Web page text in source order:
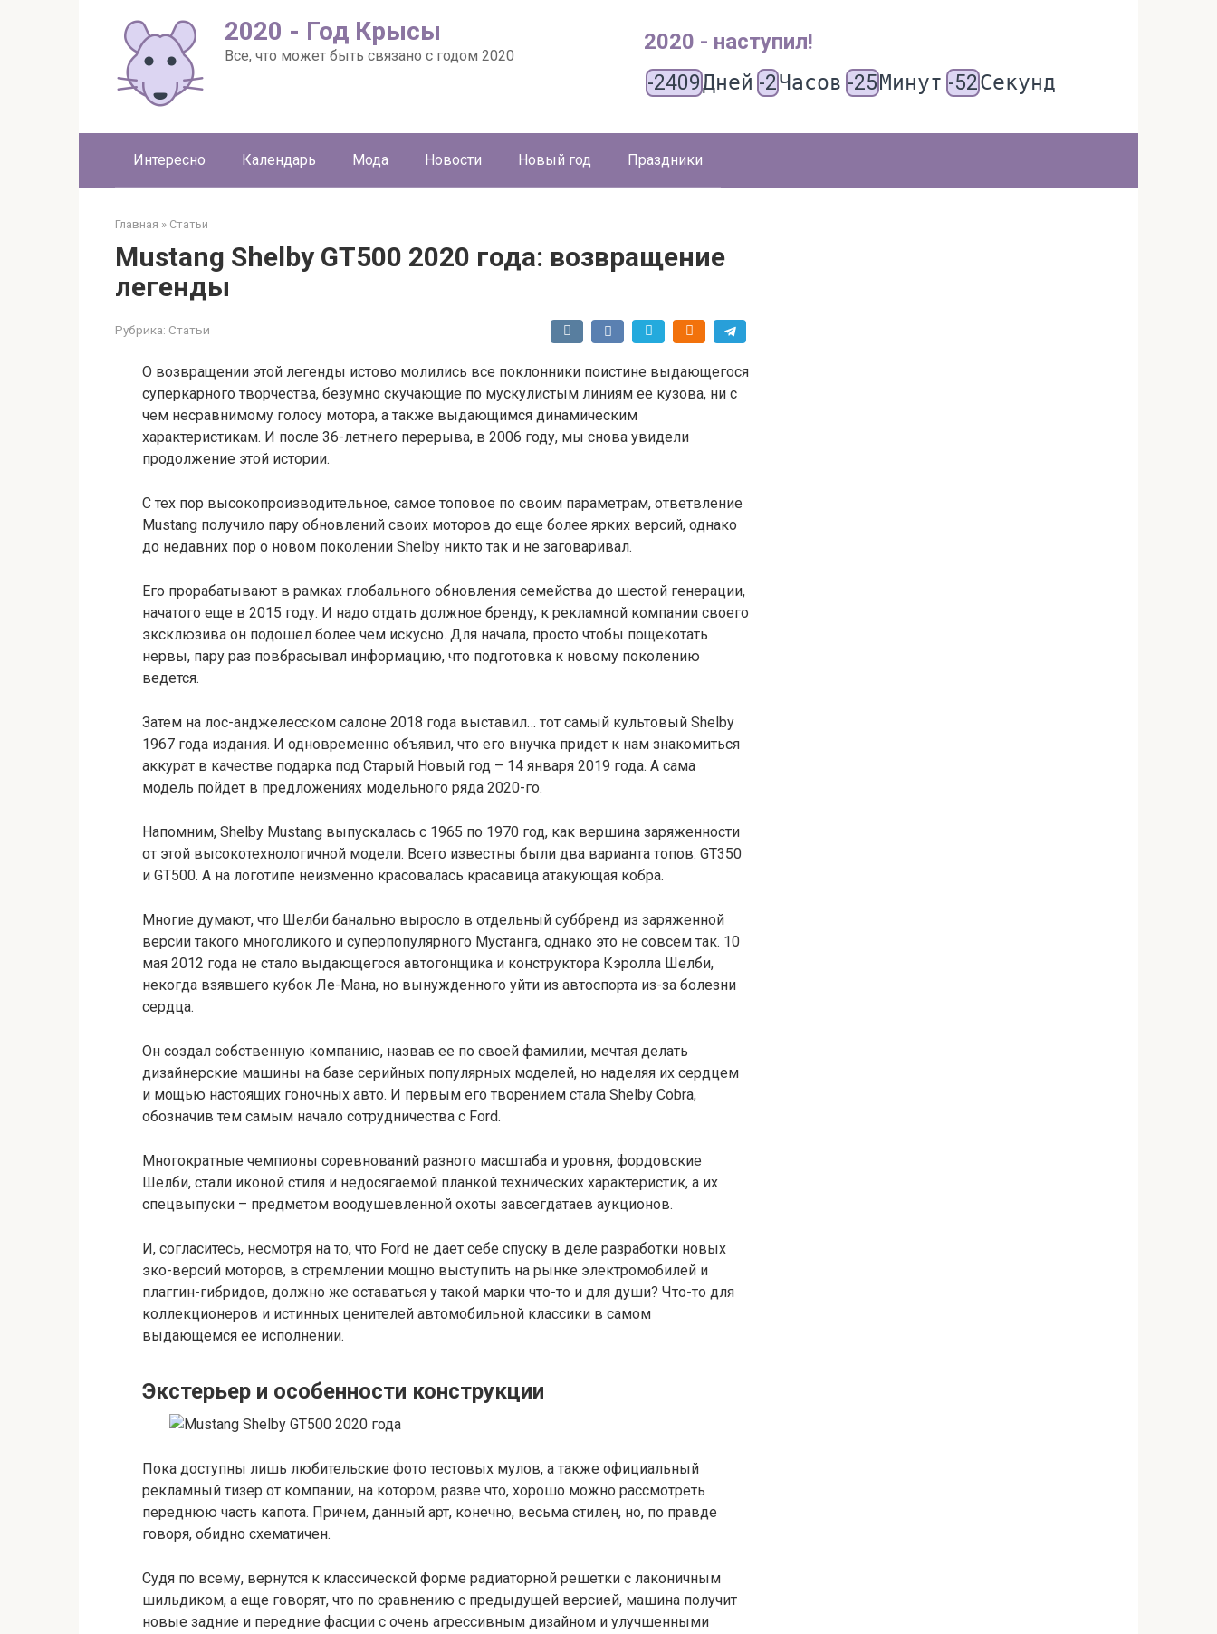
2020 - Год Крысы
Все, что может быть связано с годом 2020
2020 - наступил!
-2409Дней -2Часов -25Минут -52Секунд
Интересно Календарь Мода Новости Новый год Праздники
Главная » Статьи
Mustang Shelby GT500 2020 года: возвращение
легенды
Рубрика: Статьи
О возвращении этой легенды истово молились все поклонники поистине выдающегося
суперкарного творчества, безумно скучающие по мускулистым линиям ее кузова, ни с
чем несравнимому голосу мотора, а также выдающимся динамическим
характеристикам. И после 36-летнего перерыва, в 2006 году, мы снова увидели
продолжение этой истории.
С тех пор высокопроизводительное, самое топовое по своим параметрам, ответвление
Mustang получило пару обновлений своих моторов до еще более ярких версий, однако
до недавних пор о новом поколении Shelby никто так и не заговаривал.
Его прорабатывают в рамках глобального обновления семейства до шестой генерации,
начатого еще в 2015 году. И надо отдать должное бренду, к рекламной компании своего
эксклюзива он подошел более чем искусно. Для начала, просто чтобы пощекотать
нервы, пару раз повбрасывал информацию, что подготовка к новому поколению
ведется.
Затем на лос-анджелесском салоне 2018 года выставил… тот самый культовый Shelby
1967 года издания. И одновременно объявил, что его внучка придет к нам знакомиться
аккурат в качестве подарка под Старый Новый год – 14 января 2019 года. А сама
модель пойдет в предложениях модельного ряда 2020-го.
Напомним, Shelby Mustang выпускалась с 1965 по 1970 год, как вершина заряженности
от этой высокотехнологичной модели. Всего известны были два варианта топов: GT350
и GT500. А на логотипе неизменно красовалась красавица атакующая кобра.
Многие думают, что Шелби банально выросло в отдельный суббренд из заряженной
версии такого многоликого и суперпопулярного Мустанга, однако это не совсем так. 10
мая 2012 года не стало выдающегося автогонщика и конструктора Кэролла Шелби,
некогда взявшего кубок Ле-Мана, но вынужденного уйти из автоспорта из-за болезни
сердца.
Он создал собственную компанию, назвав ее по своей фамилии, мечтая делать
дизайнерские машины на базе серийных популярных моделей, но наделяя их сердцем
и мощью настоящих гоночных авто. И первым его творением стала Shelby Cobra,
обозначив тем самым начало сотрудничества с Ford.
Многократные чемпионы соревнований разного масштаба и уровня, фордовские
Шелби, стали иконой стиля и недосягаемой планкой технических характеристик, а их
спецвыпуски – предметом воодушевленной охоты завсегдатаев аукционов.
И, согласитесь, несмотря на то, что Ford не дает себе спуску в деле разработки новых
эко-версий моторов, в стремлении мощно выступить на рынке электромобилей и
плаггин-гибридов, должно же оставаться у такой марки что-то и для души? Что-то для
коллекционеров и истинных ценителей автомобильной классики в самом
выдающемся ее исполнении.
Экстерьер и особенности конструкции
Пока доступны лишь любительские фото тестовых мулов, а также официальный
рекламный тизер от компании, на котором, разве что, хорошо можно рассмотреть
переднюю часть капота. Причем, данный арт, конечно, весьма стилен, но, по правде
говоря, обидно схематичен.
Судя по всему, вернутся к классической форме радиаторной решетки с лаконичным
шильдиком, а еще говорят, что по сравнению с предыдущей версией, машина получит
новые задние и передние фасции с очень агрессивным дизайном и улучшенными